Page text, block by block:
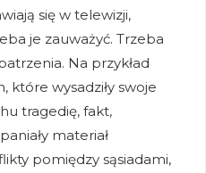
się w telewizji,
je zauważyć. Trzeba
Na przykład
które wysadziły swoje
tragedię, fakt,
materiał
pomiędzy sąsiadami,